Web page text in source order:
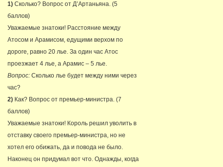
1) Сколько? Вопрос от Д’Артаньяна. (5
баллов)
Уважаемые знатоки! Расстояние между
Атосом и Арамисом, едущими верхом по
дороге, равно 20 лье. За один час Атос
проезжает 4 лье, а Арамис – 5 лье.
Вопрос: Сколько лье будет между ними через
час?
2) Как? Вопрос от премьер-министра. (7
баллов)
Уважаемые знатоки! Король решил уволить в
отставку своего премьер-министра, но не
хотел его обижать, да и повода не было.
Наконец он придумал вот что. Однажды, когда